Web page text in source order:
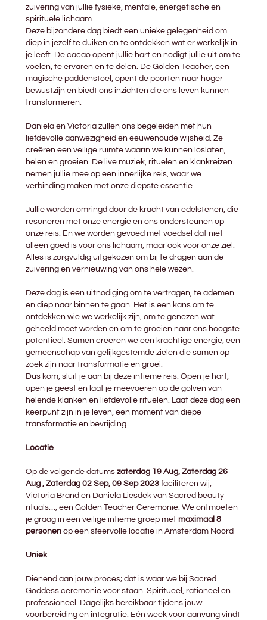
zuivering van jullie fysieke, mentale, energetische en
spirituele lichaam.
Deze bijzondere dag biedt een unieke gelegenheid om
diep in jezelf te duiken en te ontdekken wat er werkelijk in
je leeft. De cacao opent jullie hart en nodigt jullie uit om te
voelen, te ervaren en te delen. De Golden Teacher, een
magische paddenstoel, opent de poorten naar hoger
bewustzijn en biedt ons inzichten die ons leven kunnen
transformeren.
Daniela en Victoria zullen ons begeleiden met hun
liefdevolle aanwezigheid en eeuwenoude wijsheid. Ze
creëren een veilige ruimte waarin we kunnen loslaten,
helen en groeien. De live muziek, rituelen en klankreizen
nemen jullie mee op een innerlijke reis, waar we
verbinding maken met onze diepste essentie.
Jullie worden omringd door de kracht van edelstenen, die
resoneren met onze energie en ons ondersteunen op
onze reis. En we worden gevoed met voedsel dat niet
alleen goed is voor ons lichaam, maar ook voor onze ziel.
Alles is zorgvuldig uitgekozen om bij te dragen aan de
zuivering en vernieuwing van ons hele wezen.
Deze dag is een uitnodiging om te vertragen, te ademen
en diep naar binnen te gaan. Het is een kans om te
ontdekken wie we werkelijk zijn, om te genezen wat
geheeld moet worden en om te groeien naar ons hoogste
potentieel. Samen creëren we een krachtige energie, een
gemeenschap van gelijkgestemde zielen die samen op
zoek zijn naar transformatie en groei.
Dus kom, sluit je aan bij deze intieme reis. Open je hart,
open je geest en laat je meevoeren op de golven van
helende klanken en liefdevolle rituelen. Laat deze dag een
keerpunt zijn in je leven, een moment van diepe
transformatie en bevrijding.
Locatie
Op de volgende datums zaterdag 19 Aug, Zaterdag 26
Aug , Zaterdag 02 Sep, 09 Sep 2023faciliteren wij,
Victoria Brand en Daniela Liesdek van Sacred beauty
rituals…, een Golden Teacher Ceremonie. We ontmoeten
je graag in een veilige intieme groep met maximaal 8
personenop een sfeervolle locatie in Amsterdam Noord
Uniek
Dienend aan jouw proces; dat is waar we bij Sacred
Goddess ceremonie voor staan. Spiritueel, rationeel en
professioneel. Dagelijks bereikbaar tijdens jouw
voorbereiding en integratie. Eén week voor aanvang vindt